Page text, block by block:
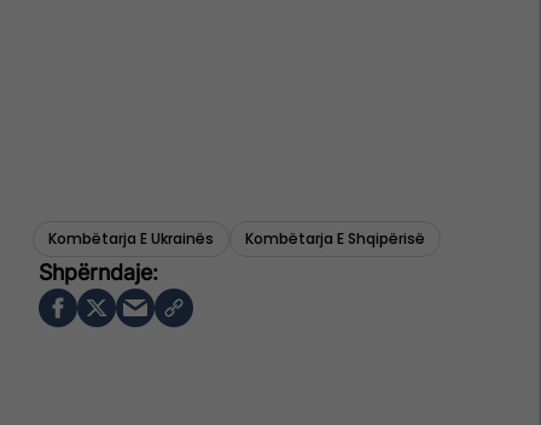
Kombëtarja E Ukrainës Kombëtarja E Shqipërisë